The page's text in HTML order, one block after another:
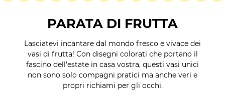
PARATA DI FRUTTA
Lasciatevi incantare dal mondo fresco e vivace dei
vasi di frutta! Con disegni colorati che portano il
fascino dell'estate in casa vostra, questi vasi unici
non sono solo compagni pratici ma anche veri e
propri richiami per gli occhi.